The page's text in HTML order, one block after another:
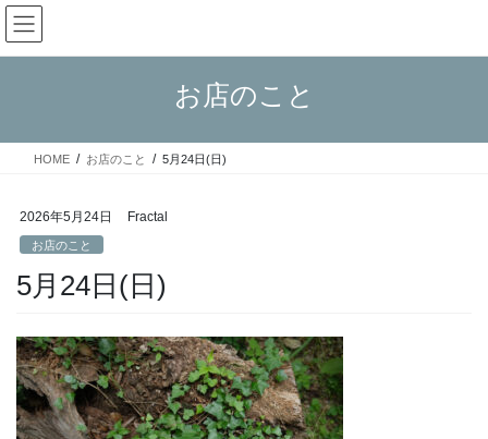
コ
ン
テ
ス
ナ
ビ
ゲ
ン
お店のこと
HOME お店のこと 5月24日(日)
2026年5月24日 Fractal
お店のこと
5月24日(日)